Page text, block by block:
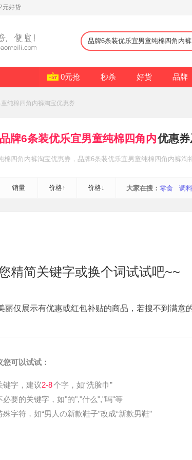
元好货
0元抢 秒杀 好货 品牌
纯棉四角内裤淘宝优惠券
品牌6条装优乐宜男童纯棉四角内优惠
棉四角内裤淘宝优惠券 ，品牌6条装优乐宜男童纯棉四角内裤淘
销量 价格↑ 价格↓ 大家在搜： 零食 调料
精简关键字或换个词试试吧~~
丽仅展示有优惠或红包补贴的商品，若搜不到满意
可以试试：
字，建议2-8个字，如“洗脸巾”
要的关键字，如"的","什么","吗"等
字符，如“男人の新款鞋子”改成“新款男鞋”